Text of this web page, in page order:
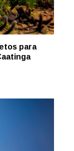
para